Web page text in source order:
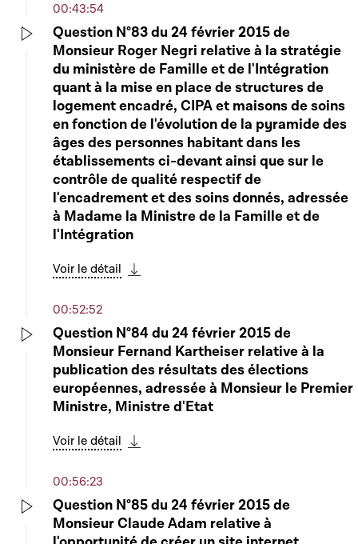
00:43:54
Question N°83 du 24 février 2015 de
Monsieur Roger Negri relative à la stratégie
du ministère de Famille et de l'Intégration
quant à la mise en place de structures de
logement encadré, CIPA et maisons de soins
en fonction de l'évolution de la pyramide des
âges des personnes habitant dans les
établissements ci-devant ainsi que sur le
contrôle de qualité respectif de
l'encadrement et des soins donnés, adressée
à Madame la Ministre de la Famille et de
l'Intégration
Voir le détail
00:52:52
Question N°84 du 24 février 2015 de
Monsieur Fernand Kartheiser relative à la
publication des résultats des élections
européennes, adressée à Monsieur le Premier
Ministre, Ministre d'Etat
Voir le détail
00:56:23
Question N°85 du 24 février 2015 de
Monsieur Claude Adam relative à
Oberweis sur le "PIB du bien-être"
Voir le détail
Télécharger cette séquence
01:31:03
Changement de composition d'une
commission parlementaire
Mars Di Bartolomeo
Télécharger cette séquence
01:31:48
6738 - Proposition de loi portant
différentes questions en relation avec
Rapporteur : Monsieur Alex Bodry
Voir le détail
Télécharger cette séquence
02:30:04
Dépôt d'une proposition de loi par M. Claude
02:32:05
6738 - Proposition de loi portant